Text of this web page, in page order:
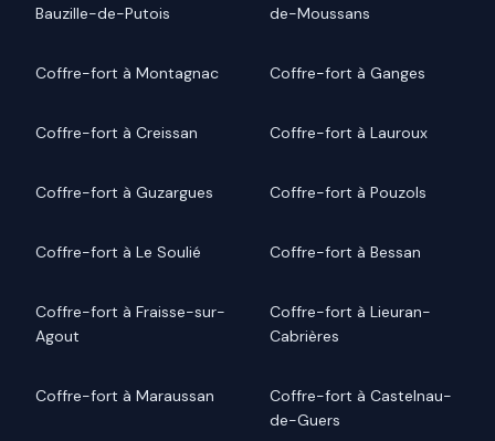
Bauzille-de-Putois
de-Moussans
Coffre-fort à Montagnac Coffre-fort à Ganges
Coffre-fort à Creissan Coffre-fort à Lauroux
Coffre-fort à Guzargues Coffre-fort à Pouzols
Coffre-fort à Le Soulié Coffre-fort à Bessan
Coffre-fort à Fraisse-sur-
Agout
Coffre-fort à Lieuran-
Cabrières
Coffre-fort à Maraussan
Coffre-fort à Castelnau-
de-Guers